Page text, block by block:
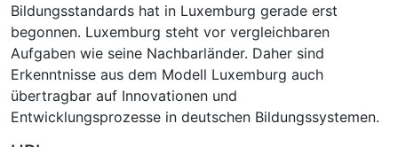
Bildungsstandards hat in Luxemburg gerade erst
begonnen. Luxemburg steht vor vergleichbaren
Aufgaben wie seine Nachbarländer. Daher sind
Erkenntnisse aus dem Modell Luxemburg auch
übertragbar auf Innovationen und
Entwicklungsprozesse in deutschen Bildungssystemen.